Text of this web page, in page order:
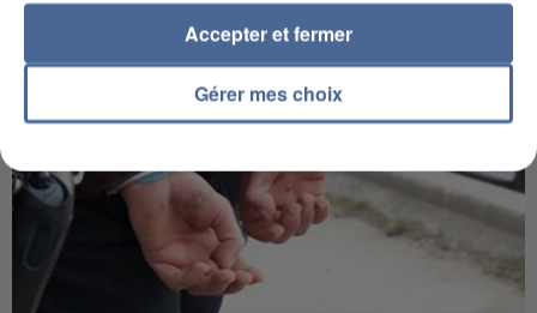
Gérer mes choix
Accepter et fermer